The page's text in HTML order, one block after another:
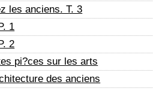
les anciens. T. 3
1
2
pi?ces sur les arts
des anciens